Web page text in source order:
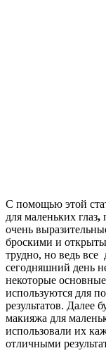
С помощью этой
для маленьких глаз,
очень
броскими и
трудно, но ведь все
сегодняшний день
некоторые
используются для
результатов. Далее
макияжа для
использовали их
отличными